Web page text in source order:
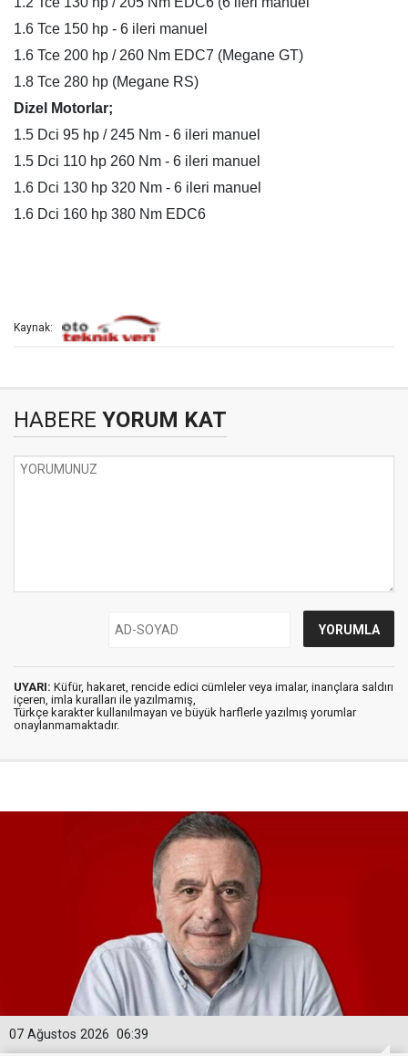
1.6 Tce 150 hp - 6 ileri manuel
1.6 Tce 200 hp / 260 Nm EDC7 (Megane GT)
1.8 Tce 280 hp (Megane RS)
Dizel Motorlar;
1.5 Dci 95 hp / 245 Nm - 6 ileri manuel
1.5 Dci 110 hp 260 Nm - 6 ileri manuel
1.6 Dci 130 hp 320 Nm - 6 ileri manuel
1.6 Dci 160 hp 380 Nm EDC6
Kaynak:
HABERE YORUM KAT
UYARI: Küfür, hakaret, rencide edici cümleler veya imalar, inançlara saldırı
içeren, imla kuralları ile yazılmamış,
Türkçe karakter kullanılmayan ve büyük harflerle yazılmış yorumlar
onaylanmamaktadır.
06:39
07 Ağustos 2026